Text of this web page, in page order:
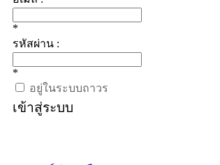
*
รหัสผ่าน :
*
อยู่ในระบบถาวร
เข้าสู่ระบบ